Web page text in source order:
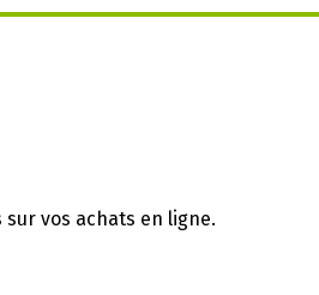
vos achats en ligne.